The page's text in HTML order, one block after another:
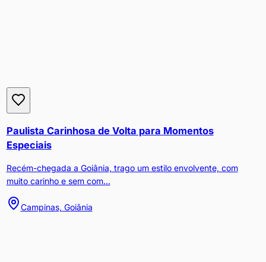
Paulista Carinhosa de Volta para Momentos
Especiais
Recém-chegada a Goiânia, trago um estilo envolvente, com
muito carinho e sem com...
Campinas, Goiânia